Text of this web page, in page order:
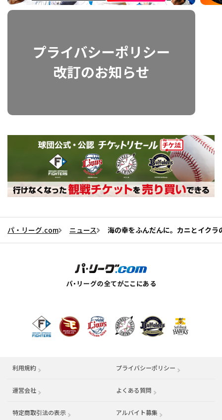
パ・リーグ.com ニュース 海の幸をふんだんに。カニとイク
利用規約 プライバシーポリシー
運営会社 （別ウィンドウで開く） よくある質問
特定商取引法の表示 アルバイト募集 （別ウィンドウで開く